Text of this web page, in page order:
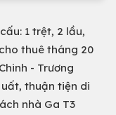
1 trệt, 2 lầu,
thuê tháng 20
- Trương
thuận tiện di
nhà Ga T3